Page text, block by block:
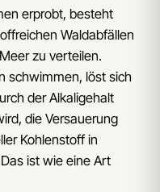
erprobt, besteht
Waldabfällen
zu verteilen.
schwimmen, löst sich
der Alkaligehalt
die Versauerung
Kohlenstoff in
ist wie eine Art